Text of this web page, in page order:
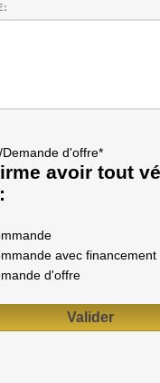
d'offre*
avoir tout
avec financement
d'offre